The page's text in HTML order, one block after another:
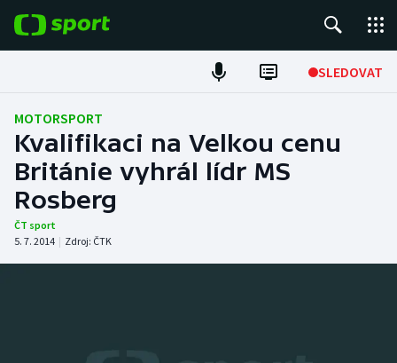
SLEDOVAT
Fotbal
Hokej
Tenis
Atletika
MOTORSPORT
Kvalifikaci na Velkou cenu
Británie vyhrál lídr MS
Rosberg
ČT sport
5. 7. 2014 | Zdroj: ČTK